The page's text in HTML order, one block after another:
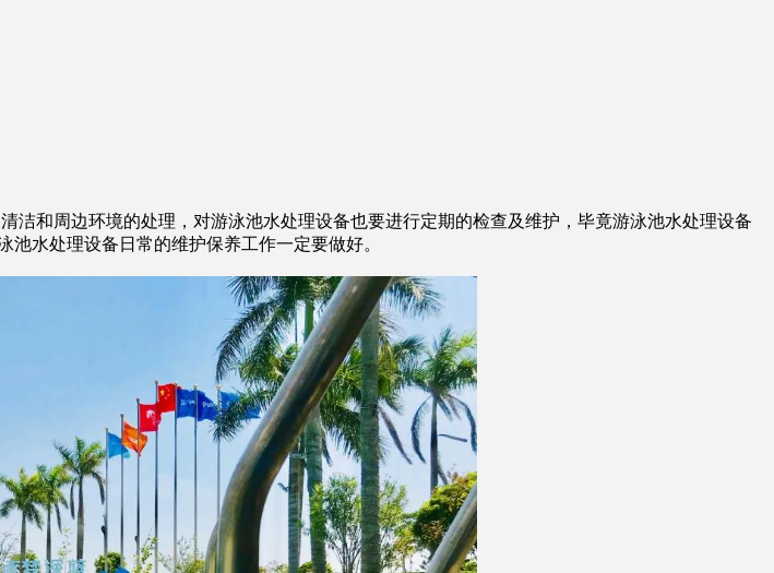
和周边环境的处理，对游泳池水处理设备也要进行定期的检查及维护，毕竟游泳池水处理设备
水处理设备日常的维护保养工作一定要做好。